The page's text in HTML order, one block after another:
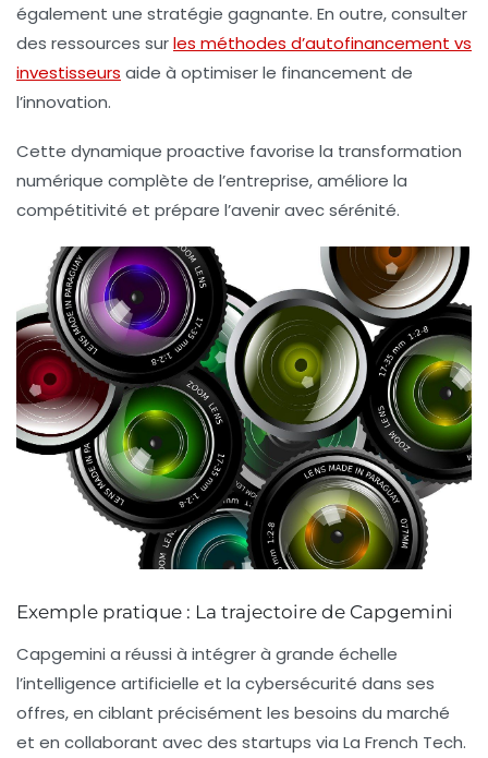
également une stratégie gagnante. En outre, consulter
des ressources surles méthodes d’autofinancement vs
investisseurs aide à optimiser le financement de
l’innovation.
Cette dynamique proactive favorise la transformation
numérique complète de l’entreprise, améliore la
compétitivité et prépare l’avenir avec sérénité.
Exemple pratique : La trajectoire de Capgemini
Capgemini a réussi à intégrer à grande échelle
l’intelligence artificielle et la cybersécurité dans ses
offres, en ciblant précisément les besoins du marché
et en collaborant avec des startups via La French Tech.